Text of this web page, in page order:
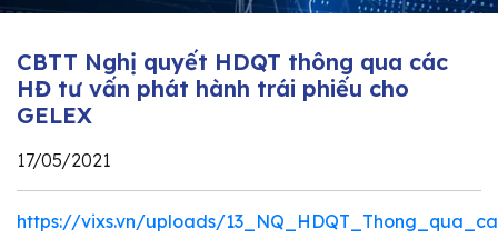
CBTT Nghị quyết HDQT thông qua các
HĐ tư vấn phát hành trái phiếu cho
GELEX
17/05/2021
https://vixs.vn/uploads/